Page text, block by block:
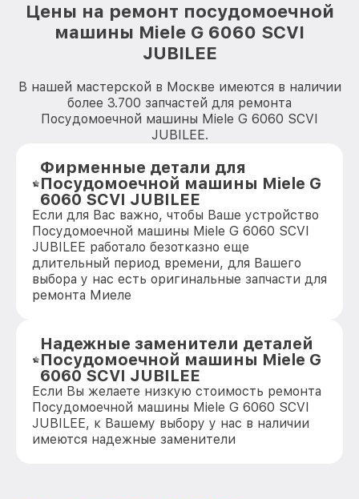
Цены на ремонт посудомоечной
машины Miele G 6060 SCVI
JUBILEE
В нашей мастерской в Москве имеются в наличии
более 3.700 запчастей для ремонта
Посудомоечной машины Miele G 6060 SCVI
JUBILEE.
Фирменные детали для
Посудомоечной машины Miele G
6060 SCVI JUBILEE
Если для Вас важно, чтобы Ваше устройство
Посудомоечной машины Miele G 6060 SCVI
JUBILEE работало безотказно еще
длительный период времени, для Вашего
выбора у нас есть оригинальные запчасти для
ремонта Миеле
Надежные заменители деталей
Посудомоечной машины Miele G
6060 SCVI JUBILEE
Если Вы желаете низкую стоимость ремонта
Посудомоечной машины Miele G 6060 SCVI
JUBILEE, к Вашему выбору у нас в наличии
имеются надежные заменители